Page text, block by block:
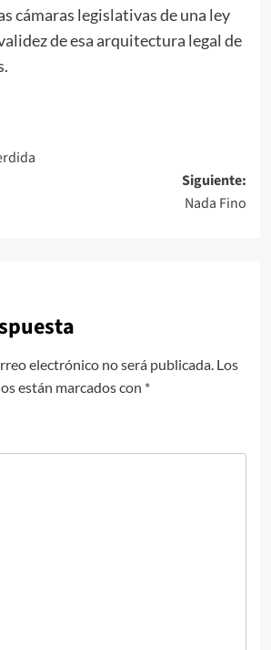
cámaras legislativas de una ley
de esa arquitectura legal de
Siguiente:
Nada Fino
electrónico no será publicada. Los
están marcados con *